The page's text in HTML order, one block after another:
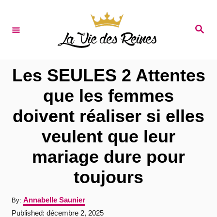
S
Les SEULES 2 Attentes
que les femmes
doivent réaliser si elles
veulent que leur
mariage dure pour
toujours
By: A
u
Annabelle Saunier
P
Published: décembre 2, 2025